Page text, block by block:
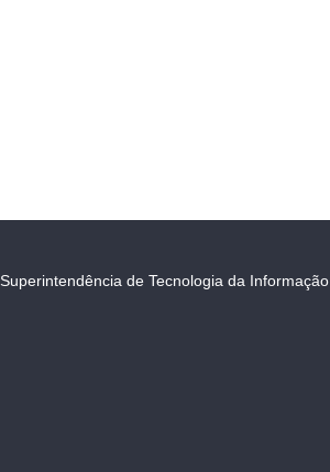
Superintendência de Tecnologia da Informação